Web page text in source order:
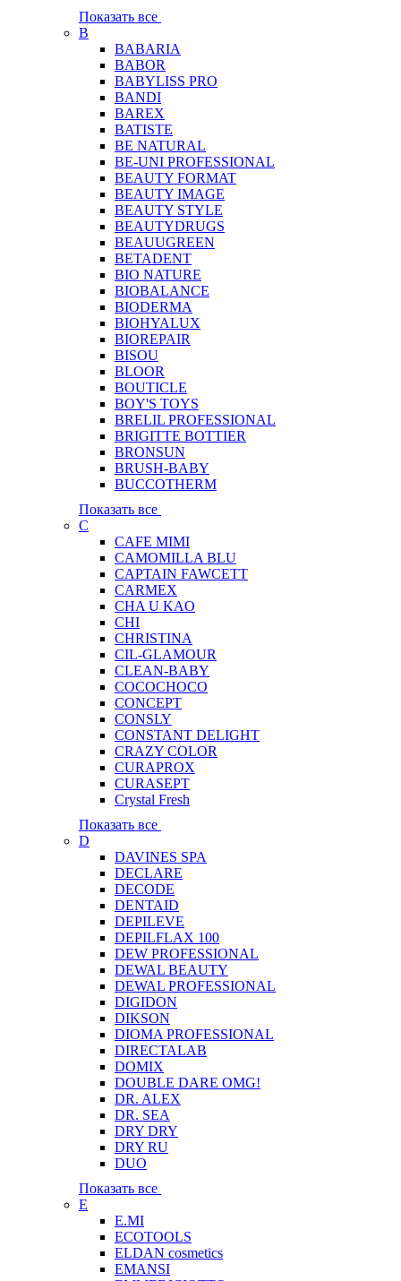
Показать все
B
BABARIA
BABOR
BABYLISS PRO
BANDI
BAREX
BATISTE
BE NATURAL
BE-UNI PROFESSIONAL
BEAUTY FORMAT
BEAUTY IMAGE
BEAUTY STYLE
BEAUTYDRUGS
BEAUUGREEN
BETADENT
BIO NATURE
BIOBALANCE
BIODERMA
BIOHYALUX
BIOREPAIR
BISOU
BLOOR
BOUTICLE
BOY'S TOYS
BRELIL PROFESSIONAL
BRIGITTE BOTTIER
BRONSUN
BRUSH-BABY
BUCCOTHERM
Показать все
C
CAFE MIMI
CAMOMILLA BLU
CAPTAIN FAWCETT
CARMEX
CHA U KAO
CHI
CHRISTINA
CIL-GLAMOUR
CLEAN-BABY
COCOCHOCO
CONCEPT
CONSLY
CONSTANT DELIGHT
CRAZY COLOR
CURAPROX
CURASEPT
Crystal Fresh
Показать все
D
DAVINES SPA
DECLARE
DECODE
DENTAID
DEPILEVE
DEPILFLAX 100
DEW PROFESSIONAL
DEWAL BEAUTY
DEWAL PROFESSIONAL
DIGIDON
DIKSON
DIOMA PROFESSIONAL
DIRECTALAB
DOMIX
DOUBLE DARE OMG!
DR. ALEX
DR. SEA
DRY DRY
DRY RU
DUO
Показать все
E
E.MI
ECOTOOLS
ELDAN cosmetics
EMANSI